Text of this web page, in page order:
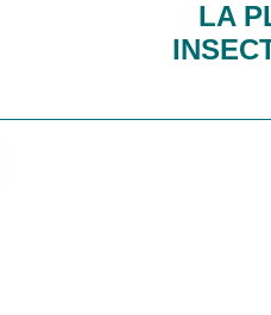
LA